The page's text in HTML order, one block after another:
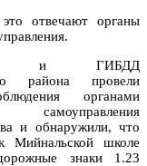
отвечают органы
и ГИБДД
района провели
органами
и обнаружили, что
Мийнальской школе
знаки 1.23